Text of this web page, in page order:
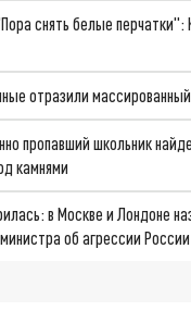
снять белые перчатки":
отразили
пропавший школьник
камнями
в Москве и Лондоне
об агрессии России